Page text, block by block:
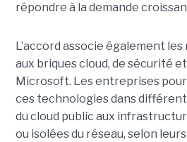
répondre à la demande
L’accord associe également
aux briques cloud, de sécurité
Microsoft. Les entreprises
ces technologies dans
du cloud public aux
ou isolées du réseau, selon